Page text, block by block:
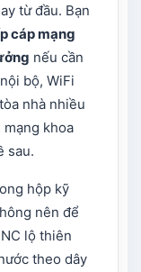
từ đầu. Bạn
cáp mạng
nếu cần
bộ, WiFi
nhà nhiều
khoa
sau.
hộp kỹ
nên để
lộ thiên
theo dây